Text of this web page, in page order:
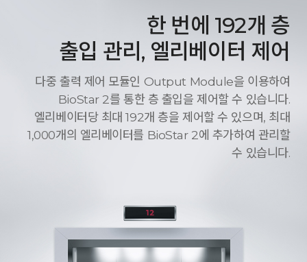
한 번에 192개 층
출입 관리, 엘리베이터 제어
다중 출력 제어 모듈인 Output Module을 이용하여
BioStar 2를 통한 층 출입을 제어할 수 있습니다.
엘리베이터당 최대 192개 층을 제어할 수 있으며, 최대
1,000개의 엘리베이터를 BioStar 2에 추가하여 관리할
수 있습니다.